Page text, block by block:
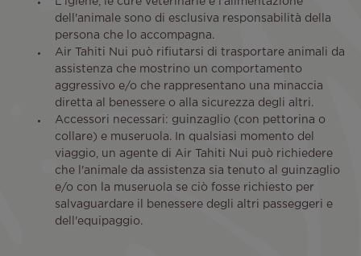
L'igiene, le cure veterinarie e l'alimentazione
dell'animale sono di esclusiva responsabilità della
persona che lo accompagna.
Air Tahiti Nui può rifiutarsi di trasportare animali da
assistenza che mostrino un comportamento
aggressivo e/o che rappresentano una minaccia
diretta al benessere o alla sicurezza degli altri.
Accessori necessari: guinzaglio (con pettorina o
collare) e museruola. In qualsiasi momento del
viaggio, un agente di Air Tahiti Nui può richiedere
che l'animale da assistenza sia tenuto al guinzaglio
e/o con la museruola se ciò fosse richiesto per
salvaguardare il benessere degli altri passeggeri e
dell'equipaggio.